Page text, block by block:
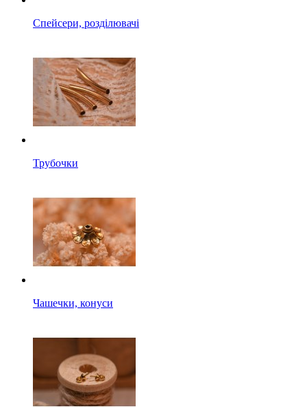
Спейсери, розділювачі
Трубочки
Чашечки, конуси